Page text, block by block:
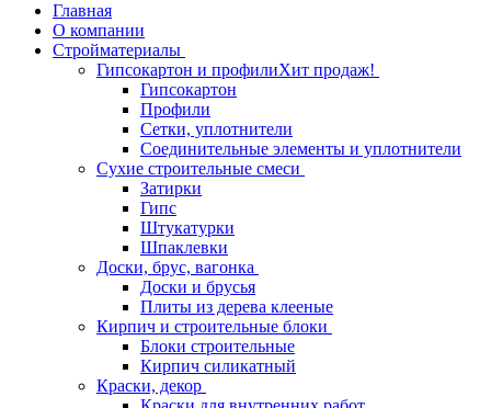
Главная
О компании
Стройматериалы
Гипсокартон и профилиХит продаж!
Гипсокартон
Профили
Сетки, уплотнители
Соединительные элементы и уплотнители
Сухие строительные смеси
Затирки
Гипс
Штукатурки
Шпаклевки
Доски, брус, вагонка
Доски и брусья
Плиты из дерева клееные
Кирпич и строительные блоки
Блоки строительные
Кирпич силикатный
Краски, декор